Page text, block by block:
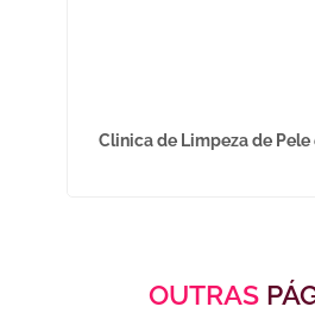
Clinica de Limpeza de Pele
OUTRAS